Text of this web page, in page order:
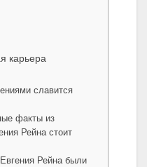
карьера
славится
факты из
Рейна стоит
Рейна были